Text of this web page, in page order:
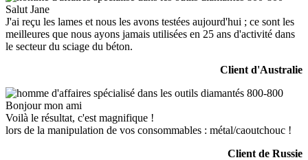
Salut Jane
J'ai reçu les lames et nous les avons testées aujourd'hui ; ce sont les
meilleures que nous ayons jamais utilisées en 25 ans d'activité dans
le secteur du sciage du béton.
Client d'Australie
Bonjour mon ami
Voilà le résultat, c'est magnifique !
lors de la manipulation de vos consommables : métal/caoutchouc !
Client de Russie